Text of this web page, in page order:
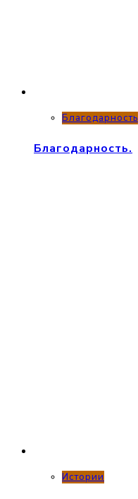
Благодарность
Благодарность.
Истории